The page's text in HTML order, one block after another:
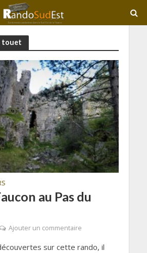
touet
au Pas du
Ajouter un commentaire
sur cette rando, il